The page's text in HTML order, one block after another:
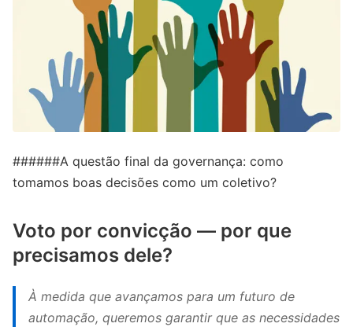
######A questão final da governança: como
tomamos boas decisões como um coletivo?
Voto por convicção — por que
precisamos dele?
À medida que avançamos para um futuro de
automação, queremos garantir que as necessidades